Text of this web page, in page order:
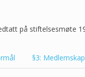
på stiftelsesmøte
§3: Medlemskap